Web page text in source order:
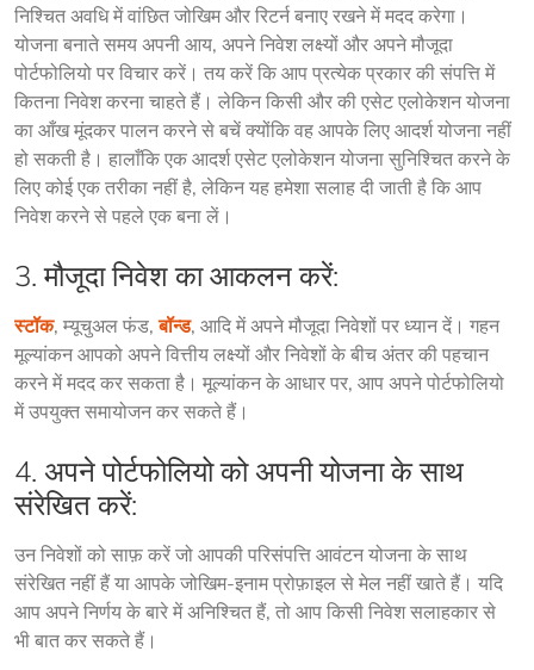
निश्चित अवधि में वांछित जोखिम और रिटर्न बनाए रखने में मदद करेगा।
योजना बनाते समय अपनी आय, अपने निवेश लक्ष्यों और अपने मौजूदा
पोर्टफोलियो पर विचार करें। तय करें कि आप प्रत्येक प्रकार की संपत्ति में
कितना निवेश करना चाहते हैं। लेकिन किसी और की एसेट एलोकेशन योजना
का आँख मूंदकर पालन करने से बचें क्योंकि वह आपके लिए आदर्श योजना नहीं
हो सकती है। हालाँकि एक आदर्श एसेट एलोकेशन योजना सुनिश्चित करने के
लिए कोई एक तरीका नहीं है, लेकिन यह हमेशा सलाह दी जाती है कि आप
निवेश करने से पहले एक बना लें।
3. मौजूदा निवेश का आकलन करें:
स्टॉक, म्यूचुअल फंड, बॉन्ड, आदि में अपने मौजूदा निवेशों पर ध्यान दें। गहन
मूल्यांकन आपको अपने वित्तीय लक्ष्यों और निवेशों के बीच अंतर की पहचान
करने में मदद कर सकता है। मूल्यांकन के आधार पर, आप अपने पोर्टफोलियो
में उपयुक्त समायोजन कर सकते हैं।
4. अपने पोर्टफोलियो को अपनी योजना के साथ
संरेखित करें:
उन निवेशों को साफ़ करें जो आपकी परिसंपत्ति आवंटन योजना के साथ
संरेखित नहीं हैं या आपके जोखिम-इनाम प्रोफ़ाइल से मेल नहीं खाते हैं। यदि
आप अपने निर्णय के बारे में अनिश्चित हैं, तो आप किसी निवेश सलाहकार से
भी बात कर सकते हैं।